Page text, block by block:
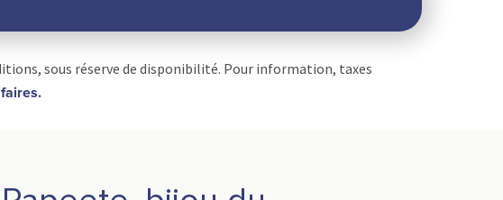
sous réserve de disponibilité. Pour information, taxes